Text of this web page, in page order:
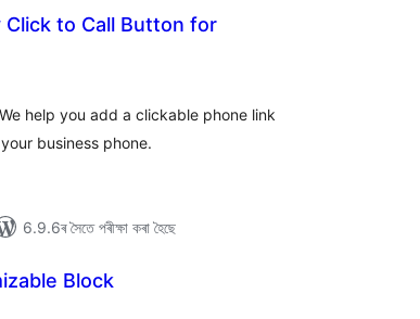
Click to Call Button for
help you add a clickable phone link
business phone.
6.9.6ৰ সৈতে পৰীক্ষা কৰা হৈছে
Block